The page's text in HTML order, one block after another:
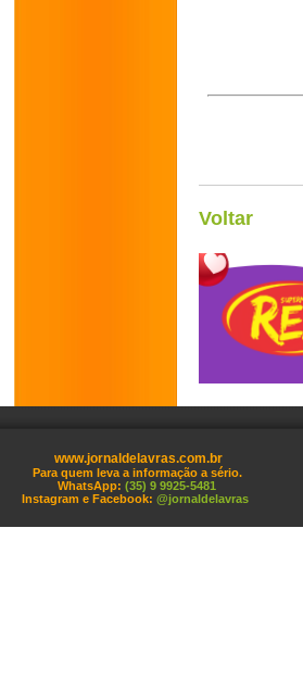
Voltar
www.jornaldelavras.com.br
Para quem leva a informação a sério.
WhatsApp: (35) 9 9925-5481
Instagram e Facebook: @jornaldelavras